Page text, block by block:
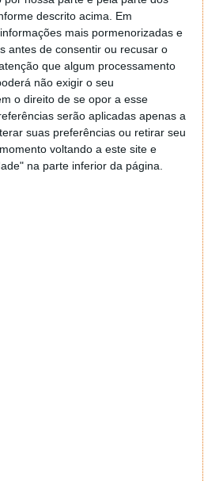
descrito acima. Em
mais pormenorizadas e
antes de consentir ou recusar o
que algum processamento
não exigir o seu
o direito de se opor a esse
serão aplicadas apenas a
suas preferências ou retirar seu
voltando a este site e
na parte inferior da página.
mercado e parece que a
essa linha de design!